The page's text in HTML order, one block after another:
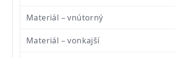
Materiál – vnútorný
Materiál – vonkajší